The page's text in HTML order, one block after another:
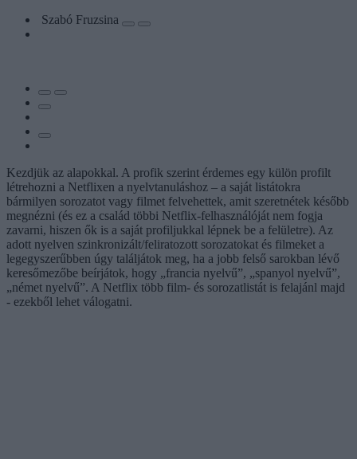
Szabó Fruzsina
Kezdjük az alapokkal. A profik szerint érdemes egy külön profilt
létrehozni a Netflixen a nyelvtanuláshoz – a saját listátokra
bármilyen sorozatot vagy filmet felvehettek, amit szeretnétek később
megnézni (és ez a család többi Netflix-felhasználóját nem fogja
zavarni, hiszen ők is a saját profiljukkal lépnek be a felületre). Az
adott nyelven szinkronizált/feliratozott sorozatokat és filmeket a
legegyszerűbben úgy találjátok meg, ha a jobb felső sarokban lévő
keresőmezőbe beírjátok, hogy „francia nyelvű”, „spanyol nyelvű”,
„német nyelvű”. A Netflix több film- és sorozatlistát is felajánl majd
- ezekből lehet válogatni.